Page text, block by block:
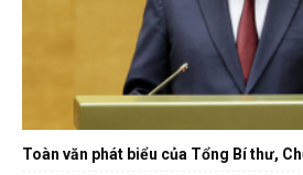
Toàn văn phát biểu của Tổng Bí thư,